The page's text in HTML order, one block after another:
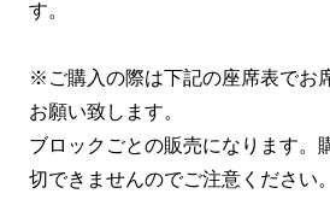
す。
※ご購入の際は下記の座席表でお
お願い致します。
ブロックごとの販売になります。
切できませんのでご注意ください。